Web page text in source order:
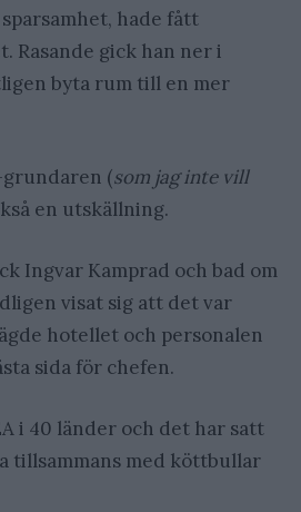
hade fått
Rasande gick han ner i
byta rum till en mer
(som jag inte vill
en utskällning.
Ingvar Kamprad och bad om
visat sig att det var
hotellet och personalen
sida för chefen.
i 40 länder och det har satt
tillsammans med köttbullar